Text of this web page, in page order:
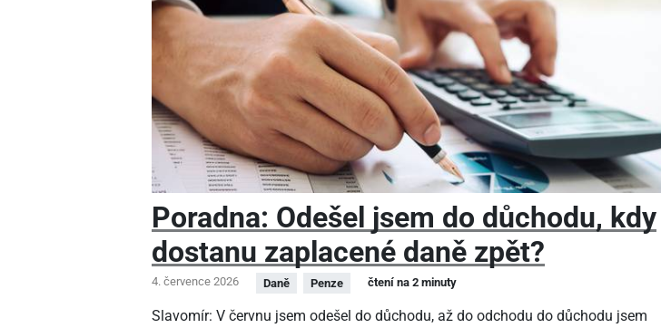
Poradna: Odešel jsem do důchodu, kdy
dostanu zaplacené daně zpět?
4. července 2026 Daně Penze čtení na 2 minuty
Slavomír: V červnu jsem odešel do důchodu, až do odchodu do důchodu jsem